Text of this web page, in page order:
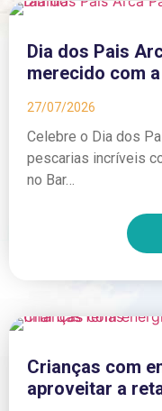
Dia dos Pais
merecido com
27/07/2026
Celebre o Dia dos
pescarias incríveis
no Bar…
Crianças com
aproveitar a